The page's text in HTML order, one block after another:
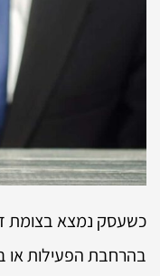
כשעסק נמצא בצומת
בהרחבת הפעילות או